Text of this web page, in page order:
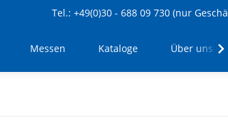
Tel.: +49(0)30 - 688 09 730 (nur
Messen Kataloge Über uns